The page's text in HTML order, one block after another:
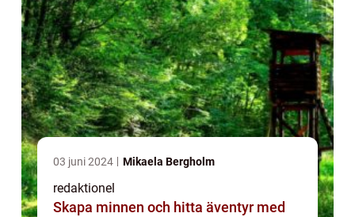
03 juni 2024 Mikaela Bergholm
redaktionel
Skapa minnen och hitta äventyr med